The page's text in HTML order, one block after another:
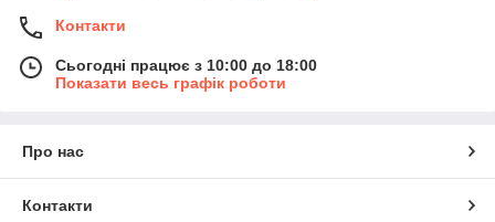
Контакти
Сьогодні працює з 10:00 до 18:00
Показати весь графік роботи
Про нас
Контакти